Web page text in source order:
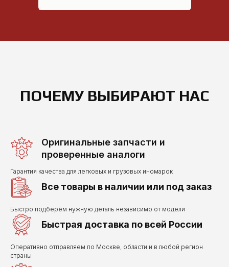
ПОЧЕМУ ВЫБИРАЮТ НАС
Оригинальные запчасти и
проверенные аналоги
Гарантия качества для легковых и грузовых иномарок
Все товары в наличии или под заказ
Быстро подберём нужную деталь независимо от модели
Быстрая доставка по всей России
Оперативно отправляем по Москве, области и в любой регион
страны